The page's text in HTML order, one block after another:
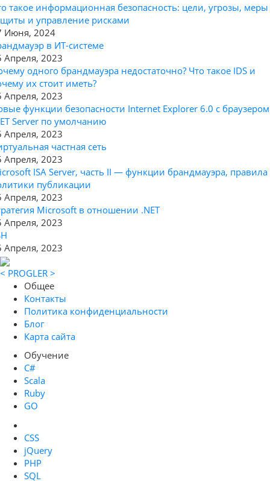
такое информационная безопасность: цели, угрозы, меры
и управление рисками
Июня, 2024
в ИТ-системе
Апреля, 2023
одного брандмауэра недостаточно? Что такое IDS и
их стоит иметь?
Апреля, 2023
функции безопасности Internet Explorer 6.0 с браузером
Server по умолчанию
Апреля, 2023
частная сеть
Апреля, 2023
ISA Server, часть II — функции брандмауэра, правила
публикации
Апреля, 2023
Microsoft в отношении .NET
Апреля, 2023
Апреля, 2023
< PROGLER >
Общее
Контакты
Политика конфиденциальности
Блог
Карта сайта
Обучение
C#
Scala
Ruby
GO
CSS
jQuery
PHP
SQL